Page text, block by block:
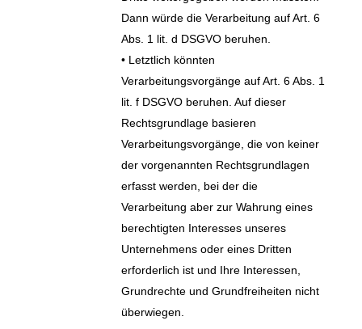
Dann würde die Verarbeitung auf Art. 6
Abs. 1 lit. d DSGVO beruhen.
• Letztlich könnten
Verarbeitungsvorgänge auf Art. 6 Abs. 1
lit. f DSGVO beruhen. Auf dieser
Rechtsgrundlage basieren
Verarbeitungsvorgänge, die von keiner
der vorgenannten Rechtsgrundlagen
erfasst werden, bei der die
Verarbeitung aber zur Wahrung eines
berechtigten Interesses unseres
Unternehmens oder eines Dritten
erforderlich ist und Ihre Interessen,
Grundrechte und Grundfreiheiten nicht
überwiegen.